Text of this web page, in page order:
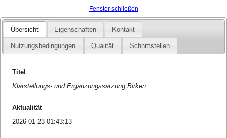
Fenster schließen
Übersicht Eigenschaften Kontakt
Nutzungsbedingungen Qualität Schnittstellen
Titel
Klarstellungs- und Ergänzungssatzung Birken
Aktualität
2026-01-23 01:43:13